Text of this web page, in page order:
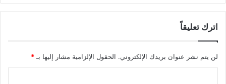
اترك تعليقاً
لن يتم نشر عنوان بريدك الإلكتروني. الحقول الإلزامية مشار إليها بـ *